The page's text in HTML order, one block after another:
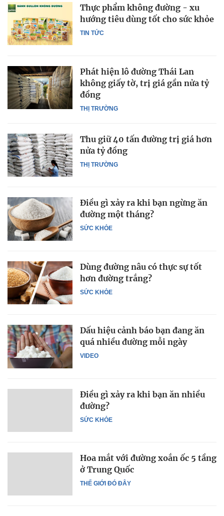
TIN TỨC
Thực phẩm không đường - xu
hướng tiêu dùng tốt cho sức khỏe
THỊ TRƯỜNG
Phát hiện lô đường Thái Lan
không giấy tờ, trị giá gần nửa tỷ
đồng
THỊ TRƯỜNG
Thu giữ 40 tấn đường trị giá hơn
nửa tỷ đồng
SỨC KHỎE
Điều gì xảy ra khi bạn ngừng ăn
đường một tháng?
SỨC KHỎE
Dùng đường nâu có thực sự tốt
hơn đường trắng?
VIDEO
Dấu hiệu cảnh báo bạn đang ăn
quá nhiều đường mỗi ngày
SỨC KHỎE
Điều gì xảy ra khi bạn ăn nhiều
đường?
THẾ GIỚI ĐÓ ĐÂY
Hoa mắt với đường xoắn ốc 5 tầng
ở Trung Quốc